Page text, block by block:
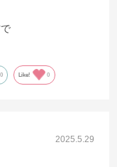
0 Like! 0
2025.5.29